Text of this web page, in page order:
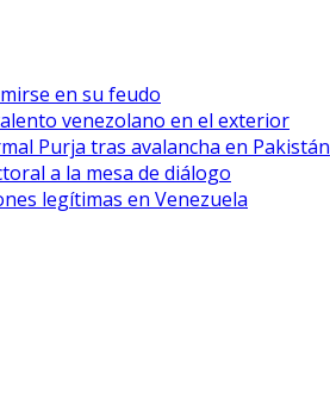
en su feudo
venezolano en el exterior
Purja tras avalancha en Pakistán
a la mesa de diálogo
legítimas en Venezuela